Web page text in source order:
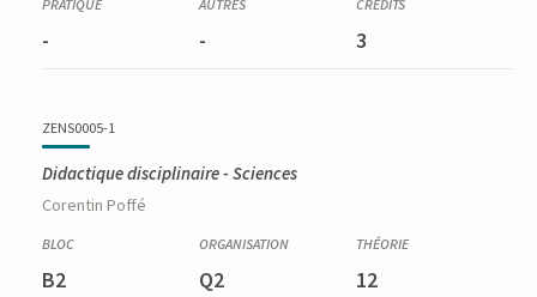
- - 3
ZENS0005-1
Didactique disciplinaire - Sciences
Corentin Poffé
B2 Q2 12